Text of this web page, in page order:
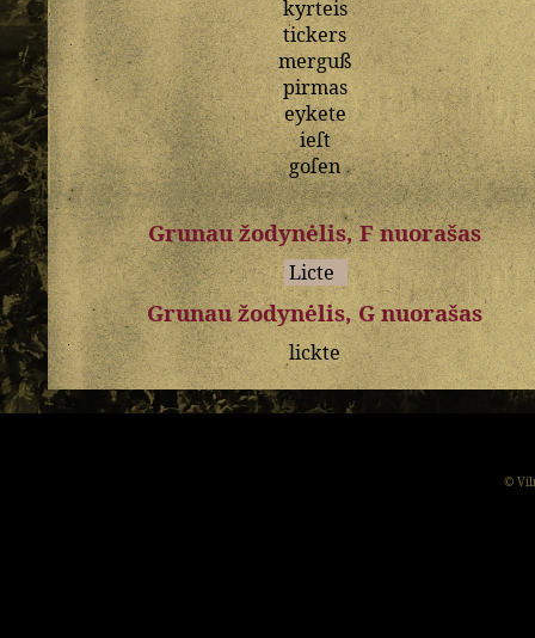
kyrteis
tickers
merguß
pirmas
eykete
ieſt
goſen
Grunau žodynėlis, F nuorašas
Licte
Grunau žodynėlis, G nuorašas
lickte
©